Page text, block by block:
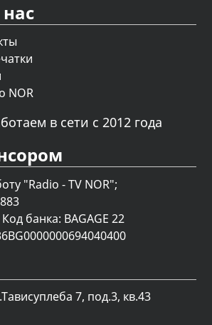
NOR
в сети с 2012 года
"Radio - TV NOR";
банка: BAGAGE 22
7, под.3, кв.43